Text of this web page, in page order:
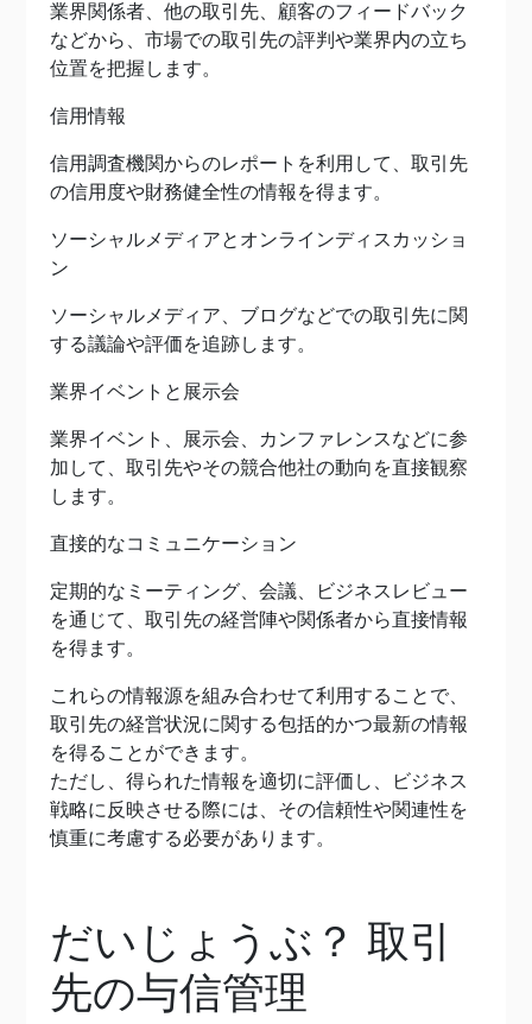
業界関係者、他の取引先、顧客のフィードバック
などから、市場での取引先の評判や業界内の立ち
位置を把握します。
信用情報
信用調査機関からのレポートを利用して、取引先
の信用度や財務健全性の情報を得ます。
ソーシャルメディアとオンラインディスカッショ
ン
ソーシャルメディア、ブログなどでの取引先に関
する議論や評価を追跡します。
業界イベントと展示会
業界イベント、展示会、カンファレンスなどに参
加して、取引先やその競合他社の動向を直接観察
します。
直接的なコミュニケーション
定期的なミーティング、会議、ビジネスレビュー
を通じて、取引先の経営陣や関係者から直接情報
を得ます。
これらの情報源を組み合わせて利用することで、
取引先の経営状況に関する包括的かつ最新の情報
を得ることができます。
ただし、得られた情報を適切に評価し、ビジネス
戦略に反映させる際には、その信頼性や関連性を
慎重に考慮する必要があります。
だいじょうぶ？ 取引
先の与信管理